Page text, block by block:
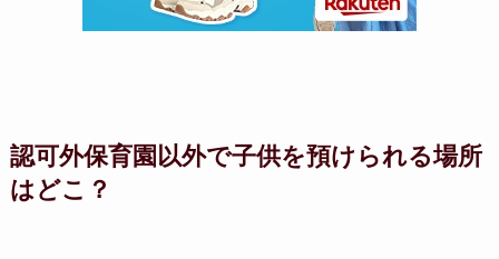
認可外保育園以外で子供を預けられる場所
はどこ？